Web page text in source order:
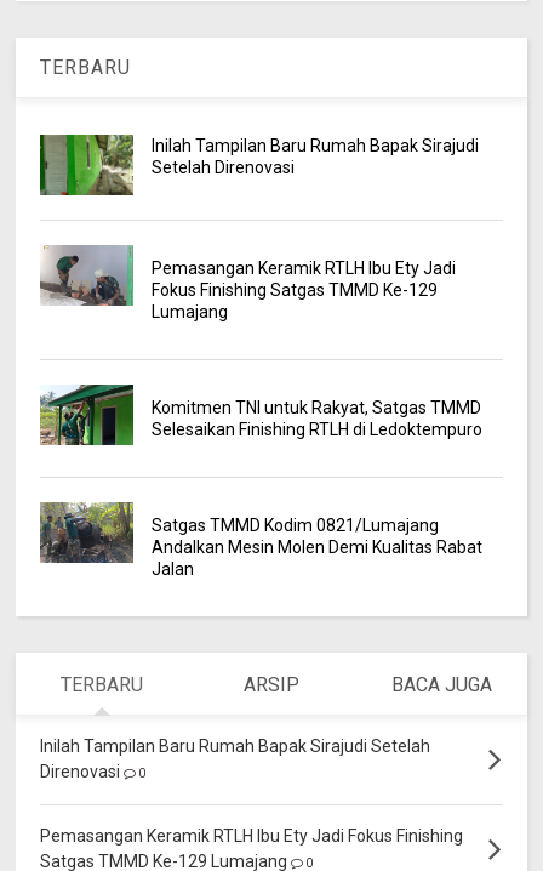
TERBARU
Inilah Tampilan Baru Rumah Bapak Sirajudi
Setelah Direnovasi
Pemasangan Keramik RTLH Ibu Ety Jadi
Fokus Finishing Satgas TMMD Ke-129
Lumajang
Komitmen TNI untuk Rakyat, Satgas TMMD
Selesaikan Finishing RTLH di Ledoktempuro
Satgas TMMD Kodim 0821/Lumajang
Andalkan Mesin Molen Demi Kualitas Rabat
Jalan
TERBARU ARSIP BACA JUGA
Inilah Tampilan Baru Rumah Bapak Sirajudi Setelah
Direnovasi
0
Pemasangan Keramik RTLH Ibu Ety Jadi Fokus Finishing
Satgas TMMD Ke-129 Lumajang
0